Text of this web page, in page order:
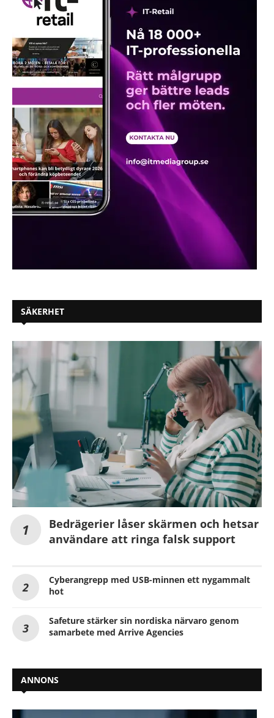
SÄKERHET
Bedrägerier låser skärmen och hetsar
användare att ringa falsk support
Cyberangrepp med USB-minnen ett nygammalt
hot
Safeture stärker sin nordiska närvaro genom
samarbete med Arrive Agencies
ANNONS